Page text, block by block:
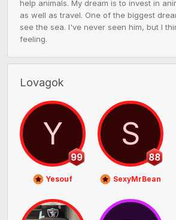
help animals. My dream is to invest in
as well as travel. One of the biggest
see the sea. I've never seen him, but I
feeling.
Lovagok
Y
99
Yesouf
S
88
SexyMrBean